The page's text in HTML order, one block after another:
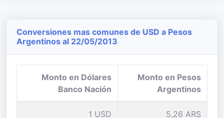
Conversiones mas comunes de USD a Pesos
Argentinos al 22/05/2013
Monto en Dólares
Banco Nación
Monto en Pesos
Argentinos
1 USD 5,26 ARS